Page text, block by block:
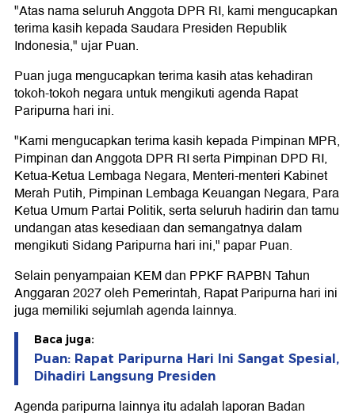
"Atas nama seluruh Anggota DPR RI, kami mengucapkan
terima kasih kepada Saudara Presiden Republik
Indonesia," ujar Puan.
Puan juga mengucapkan terima kasih atas kehadiran
tokoh-tokoh negara untuk mengikuti agenda Rapat
Paripurna hari ini.
"Kami mengucapkan terima kasih kepada Pimpinan MPR,
Pimpinan dan Anggota DPR RI serta Pimpinan DPD RI,
Ketua-Ketua Lembaga Negara, Menteri-menteri Kabinet
Merah Putih, Pimpinan Lembaga Keuangan Negara, Para
Ketua Umum Partai Politik, serta seluruh hadirin dan tamu
undangan atas kesediaan dan semangatnya dalam
mengikuti Sidang Paripurna hari ini," papar Puan.
Selain penyampaian KEM dan PPKF RAPBN Tahun
Anggaran 2027 oleh Pemerintah, Rapat Paripurna hari ini
juga memiliki sejumlah agenda lainnya.
Baca juga:
Puan: Rapat Paripurna Hari Ini Sangat Spesial,
Dihadiri Langsung Presiden
Agenda paripurna lainnya itu adalah laporan Badan